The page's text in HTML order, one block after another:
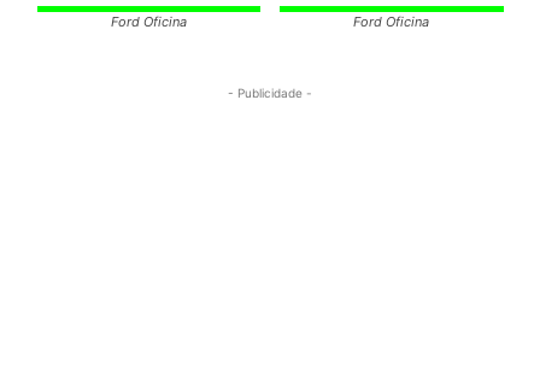
Ford Oficina Ford Oficina
- Publicidade -